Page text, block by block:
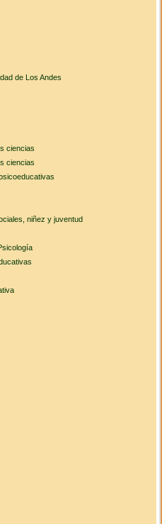
de Los Andes
ciencias
ciencias
niñez y juventud